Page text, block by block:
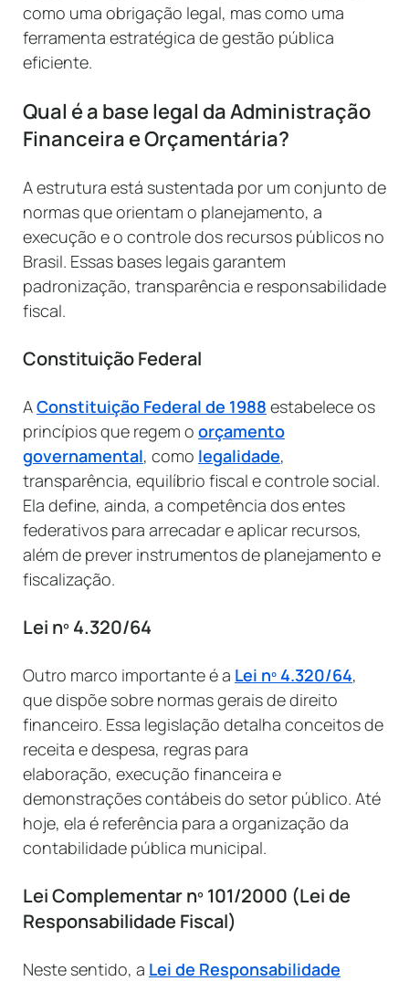
como uma obrigação legal, mas como uma
ferramenta estratégica de gestão pública
eficiente.
Qual é a base legal da Administração
Financeira e Orçamentária?
A estrutura está sustentada por um conjunto de
normas que orientam o planejamento, a
execução e o controle dos recursos públicos no
Brasil. Essas bases legais garantem
padronização, transparência e responsabilidade
fiscal.
Constituição Federal
AConstituição Federal de 1988 estabelece os
princípios que regem o orçamento
governamental, como legalidade,
transparência, equilíbrio fiscal e controle social.
Ela define, ainda, a competência dos entes
federativos para arrecadar e aplicar recursos,
além de prever instrumentos de planejamento e
fiscalização.
Lei nº 4.320/64
Outro marco importante é a Lei nº 4.320/64,
que dispõe sobre normas gerais de direito
financeiro. Essa legislação detalha conceitos de
receita e despesa, regras para
elaboração, execução financeira e
demonstrações contábeis do setor público. Até
hoje, ela é referência para a organização da
contabilidade pública municipal.
Lei Complementar nº 101/2000 (Lei de
Responsabilidade Fiscal)
Neste sentido, a Lei de Responsabilidade